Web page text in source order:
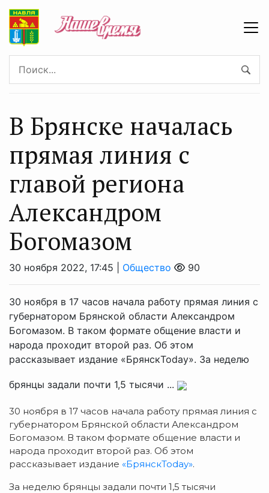
В Брянске началась
прямая линия с
главой региона
Александром
Богомазом
30 ноября 2022, 17:45 | Общество 90
30 ноября в 17 часов начала работу прямая линия с
губернатором Брянской области Александром
Богомазом. В таком формате общение власти и
народа проходит второй раз. Об этом
рассказывает издание «БрянскToday». За неделю
брянцы задали почти 1,5 тысячи ...
30 ноября в 17 часов начала работу прямая линия с
губернатором Брянской области Александром
Богомазом. В таком формате общение власти и
народа проходит второй раз. Об этом
рассказывает издание «БрянскToday».
За неделю брянцы задали почти 1,5 тысячи